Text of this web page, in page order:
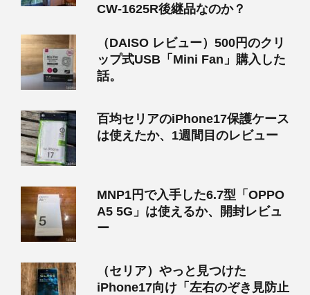
CW-1625R後継品なのか？
（DAISO レビュー）500円のクリ
ップ式USB「Mini Fan」購入した
話。
百均セリアのiPhone17保護ケース
は使えたか、1週間目のレビュー
MNP1円で入手した6.7型「OPPO
A5 5G」は使えるか、開封レビュ
ー
（セリア）やっと見つけた
iPhone17向け「左右のぞき見防止